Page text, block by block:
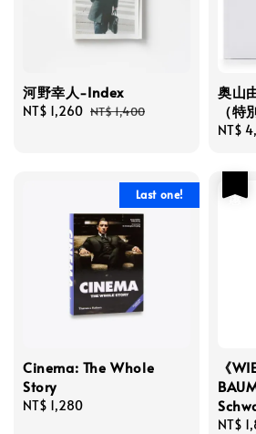
河野幸人-Index
Sale
NT$ 1,260 Regular
NT$ 1,400
奥山
（特
Sale
NT$
Last one!
Cinema: The Whole
Story
Regular
NT$ 1,280
《
Sale
NT$